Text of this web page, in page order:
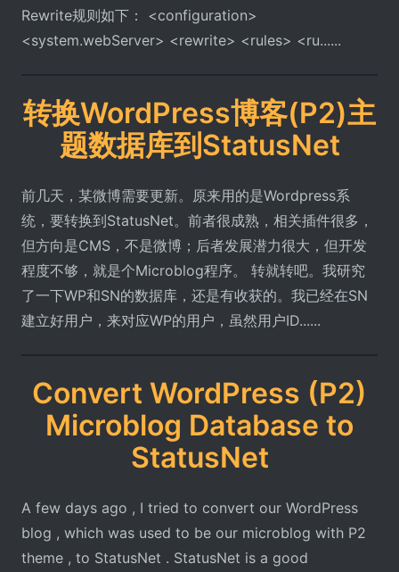
Rewrite规则如下： <configuration>
<system.webServer> <rewrite> <rules> <ru......
转换WordPress博客(P2)主
题数据库到StatusNet
前几天，某微博需要更新。原来用的是Wordpress系
统，要转换到StatusNet。前者很成熟，相关插件很多，
但方向是CMS，不是微博；后者发展潜力很大，但开发
程度不够，就是个Microblog程序。 转就转吧。我研究
了一下WP和SN的数据库，还是有收获的。我已经在SN
建立好用户，来对应WP的用户，虽然用户ID......
Convert WordPress (P2)
Microblog Database to
StatusNet
A few days ago , I tried to convert our WordPress
blog , which was used to be our microblog with P2
theme , to StatusNet . StatusNet is a good